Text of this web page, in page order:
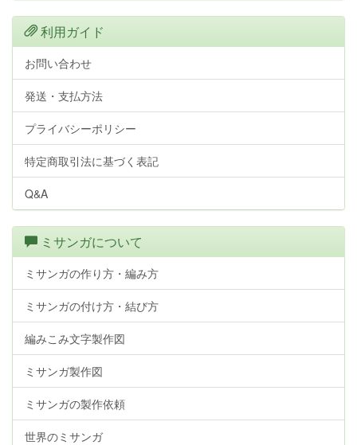
利用ガイド
お問い合わせ
発送・支払方法
プライバシーポリシー
特定商取引法に基づく表記
Q&A
ミサンガについて
ミサンガの作り方・編み方
ミサンガの付け方・結び方
編みこみ文字製作図
ミサンガ製作図
ミサンガの製作依頼
世界のミサンガ